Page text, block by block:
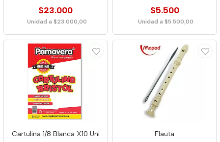
$23.000
Unidad a $23.000,00
$5.500
Unidad a $5.500,00
Cartulina 1/8 Blanca X10 Uni Flauta